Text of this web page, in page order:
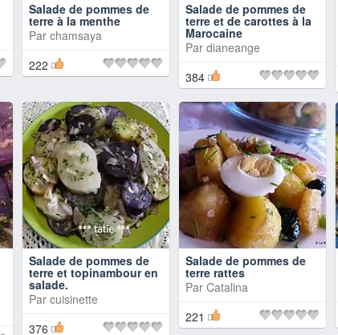
Salade de pommes de
terre à la menthe
Par chamsaya
222
Salade de pommes de
terre et de carottes à la
Marocaine
Par dianeange
384
Salade de pommes de
terre et topinambour en
salade.
Par cuisinette
376
Salade de pommes de
terre rattes
Par Catalina
221